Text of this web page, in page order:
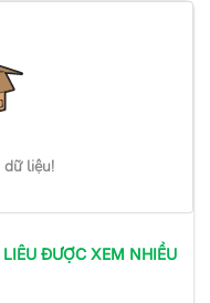
dữ liệu!
ĐƯỢC XEM NHIỀU